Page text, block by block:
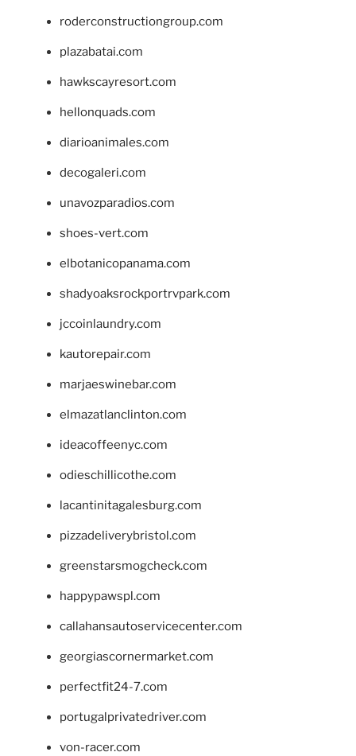
roderconstructiongroup.com
plazabatai.com
hawkscayresort.com
hellonquads.com
diarioanimales.com
decogaleri.com
unavozparadios.com
shoes-vert.com
elbotanicopanama.com
shadyoaksrockportrvpark.com
jccoinlaundry.com
kautorepair.com
marjaeswinebar.com
elmazatlanclinton.com
ideacoffeenyc.com
odieschillicothe.com
lacantinitagalesburg.com
pizzadeliverybristol.com
greenstarsmogcheck.com
happypawspl.com
callahansautoservicecenter.com
georgiascornermarket.com
perfectfit24-7.com
portugalprivatedriver.com
von-racer.com